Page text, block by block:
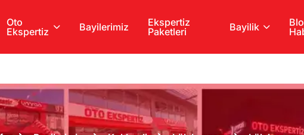
Oto
Ekspertiz
Bayilerimiz
Ekspertiz
Paketleri
Bayilik